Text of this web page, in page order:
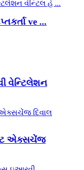
ve ...
વેન્ટિલેશન
એક્સચેંજ